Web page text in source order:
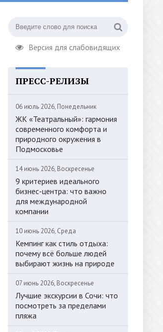
Версия для слабовидящих
ПРЕСС-РЕЛИЗЫ
06 июль 2026, Понедельник
ЖК «Театральный»: гармония
современного комфорта и
природного окружения в
Подмосковье
14 июнь 2026, Воскресенье
9 критериев идеального
бизнес-центра: что важно
для международной
компании
10 июнь 2026, Среда
Кемпинг как стиль отдыха:
почему всё больше людей
выбирают жизнь на природе
07 июнь 2026, Воскресенье
Лучшие экскурсии в Сочи: что
посмотреть за пределами
пляжа